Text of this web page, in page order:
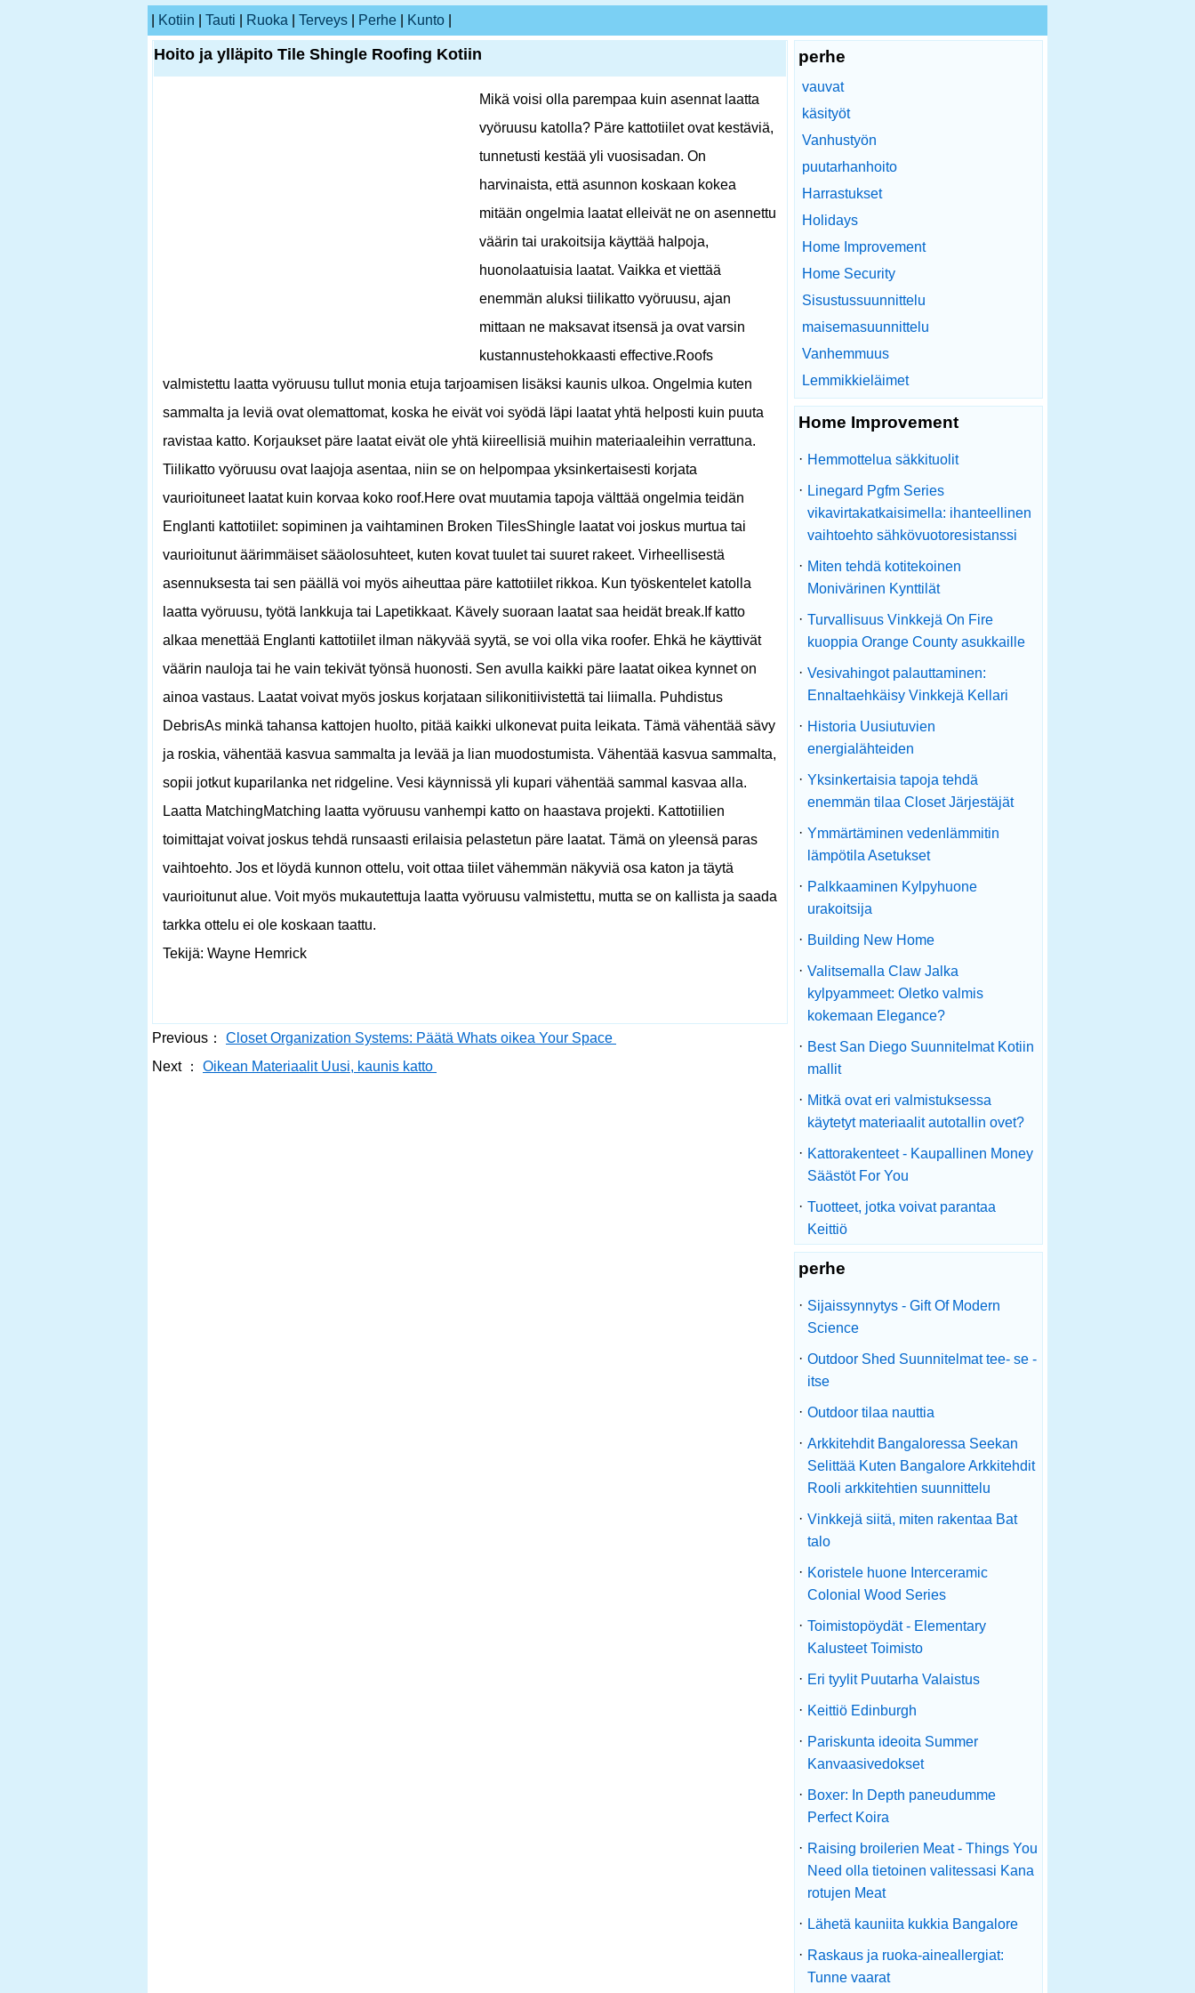
Kotiin Tauti Ruoka Terveys Perhe Kunto
Hoito ja ylläpito Tile Shingle Roofing Kotiin
Mikä voisi olla parempaa kuin asennat laatta
vyöruusu katolla? Päre kattotiilet ovat kestäviä,
tunnetusti kestää yli vuosisadan. On
harvinaista, että asunnon koskaan kokea
mitään ongelmia laatat elleivät ne on asennettu
väärin tai urakoitsija käyttää halpoja,
huonolaatuisia laatat. Vaikka et viettää
enemmän aluksi tiilikatto vyöruusu, ajan
mittaan ne maksavat itsensä ja ovat varsin
kustannustehokkaasti effective.Roofs
valmistettu laatta vyöruusu tullut monia etuja tarjoamisen lisäksi kaunis ulkoa. Ongelmia kuten
sammalta ja leviä ovat olemattomat, koska he eivät voi syödä läpi laatat yhtä helposti kuin puuta
ravistaa katto. Korjaukset päre laatat eivät ole yhtä kiireellisiä muihin materiaaleihin verrattuna.
Tiilikatto vyöruusu ovat laajoja asentaa, niin se on helpompaa yksinkertaisesti korjata
vaurioituneet laatat kuin korvaa koko roof.Here ovat muutamia tapoja välttää ongelmia teidän
Englanti kattotiilet: sopiminen ja vaihtaminen Broken TilesShingle laatat voi joskus murtua tai
vaurioitunut äärimmäiset sääolosuhteet, kuten kovat tuulet tai suuret rakeet. Virheellisestä
asennuksesta tai sen päällä voi myös aiheuttaa päre kattotiilet rikkoa. Kun työskentelet katolla
laatta vyöruusu, työtä lankkuja tai Lapetikkaat. Kävely suoraan laatat saa heidät break.If katto
alkaa menettää Englanti kattotiilet ilman näkyvää syytä, se voi olla vika roofer. Ehkä he käyttivät
väärin nauloja tai he vain tekivät työnsä huonosti. Sen avulla kaikki päre laatat oikea kynnet on
ainoa vastaus. Laatat voivat myös joskus korjataan silikonitiivistettä tai liimalla. Puhdistus
DebrisAs minkä tahansa kattojen huolto, pitää kaikki ulkonevat puita leikata. Tämä vähentää sävy
ja roskia, vähentää kasvua sammalta ja levää ja lian muodostumista. Vähentää kasvua sammalta,
sopii jotkut kuparilanka net ridgeline. Vesi käynnissä yli kupari vähentää sammal kasvaa alla.
Laatta MatchingMatching laatta vyöruusu vanhempi katto on haastava projekti. Kattotiilien
toimittajat voivat joskus tehdä runsaasti erilaisia ​​pelastetun päre laatat. Tämä on yleensä paras
vaihtoehto. Jos et löydä kunnon ottelu, voit ottaa tiilet vähemmän näkyviä osa katon ja täytä
vaurioitunut alue. Voit myös mukautettuja laatta vyöruusu valmistettu, mutta se on kallista ja saada
tarkka ottelu ei ole koskaan taattu.
Tekijä: Wayne Hemrick
Previous：
Closet Organization Systems: Päätä Whats oikea Your Space
Next ：
Oikean Materiaalit Uusi, kaunis katto
perhe
vauvat
käsityöt
Vanhustyön
puutarhanhoito
Harrastukset
Holidays
Home Improvement
Home Security
Sisustussuunnittelu
maisemasuunnittelu
Vanhemmuus
Lemmikkieläimet
Home Improvement
· Hemmottelua säkkituolit
· Linegard Pgfm Series
vikavirtakatkaisimella: ihanteellinen
vaihtoehto sähkövuotoresistanssi
· Miten tehdä kotitekoinen
Monivärinen Kynttilät
· Turvallisuus Vinkkejä On Fire
kuoppia Orange County asukkaille
· Vesivahingot palauttaminen:
Ennaltaehkäisy Vinkkejä Kellari
· Historia Uusiutuvien
energialähteiden
· Yksinkertaisia ​​tapoja tehdä
enemmän tilaa Closet Järjestäjät
· Ymmärtäminen vedenlämmitin
lämpötila Asetukset
· Palkkaaminen Kylpyhuone
urakoitsija
· Building New Home
· Valitsemalla Claw Jalka
kylpyammeet: Oletko valmis
kokemaan Elegance?
· Best San Diego Suunnitelmat Kotiin
mallit
· Mitkä ovat eri valmistuksessa
käytetyt materiaalit autotallin ovet?
· Kattorakenteet - Kaupallinen Money
Säästöt For You
· Tuotteet, jotka voivat parantaa
Keittiö
perhe
· Sijaissynnytys - Gift Of Modern
Science
· Outdoor Shed Suunnitelmat tee- se -
itse
· Outdoor tilaa nauttia
· Arkkitehdit Bangaloressa Seekan
Selittää Kuten Bangalore Arkkitehdit
Rooli arkkitehtien suunnittelu
· Vinkkejä siitä, miten rakentaa Bat
talo
· Koristele huone Interceramic
Colonial Wood Series
· Toimistopöydät - Elementary
Kalusteet Toimisto
· Eri tyylit Puutarha Valaistus
· Keittiö Edinburgh
· Pariskunta ideoita Summer
Kanvaasivedokset
· Boxer: In Depth paneudumme
Perfect Koira
· Raising broilerien Meat - Things You
Need olla tietoinen valitessasi Kana
rotujen Meat
· Lähetä kauniita kukkia Bangalore
· Raskaus ja ruoka-aineallergiat:
Tunne vaarat